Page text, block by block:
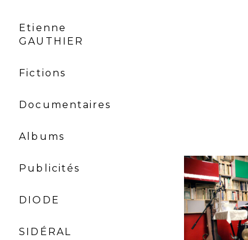
Etienne
GAUTHIER
Fictions
Documentaires
Albums
Publicités
DIODE
SIDÉRAL